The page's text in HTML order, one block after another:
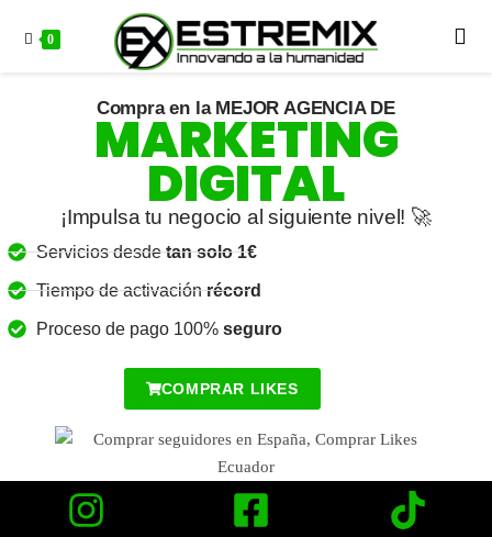
0
Compra en la MEJOR AGENCIA DE
MARKETING
DIGITAL
¡Impulsa tu negocio al siguiente nivel! 🚀
Servicios desdetan solo 1€
Tiempo de activaciónrécord
Proceso de pago 100%seguro
COMPRAR LIKES